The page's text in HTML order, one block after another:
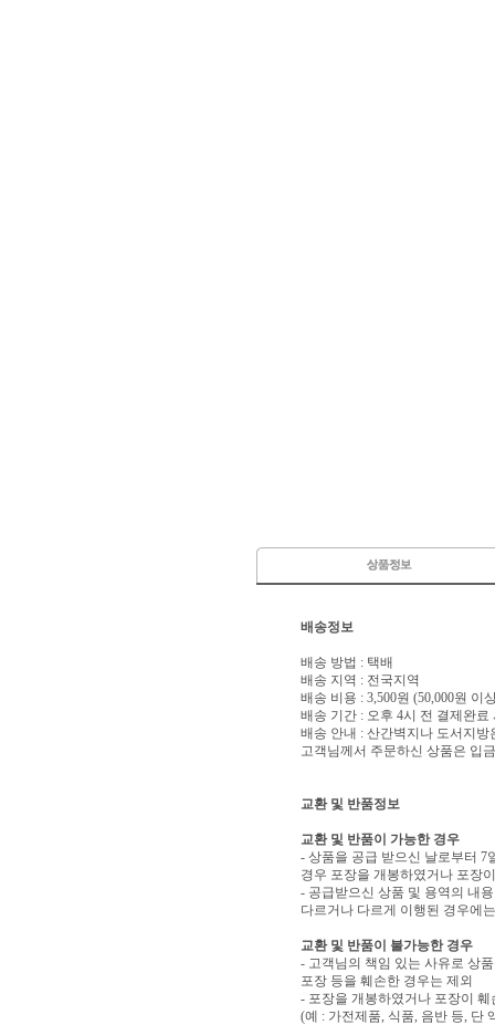
배송정보
배송 방법 : 택배
배송 지역 : 전국지역
배송 비용 : 3,500원 (50,000원 이
배송 기간 : 오후 4시 전 결제완료
배송 안내 : 산간벽지나 도서지
고객님께서 주문하신 상품은 입
교환 및 반품정보
교환 및 반품이 가능한 경우
- 상품을 공급 받으신 날로부터 7
경우 포장을 개봉하였거나 포장
- 공급받으신 상품 및 용역의 내
다르거나 다르게 이행된 경우에
교환 및 반품이 불가능한 경우
- 고객님의 책임 있는 사유로 상
포장 등을 훼손한 경우는 제외
- 포장을 개봉하였거나 포장이
(예 : 가전제품, 식품, 음반 등, 단